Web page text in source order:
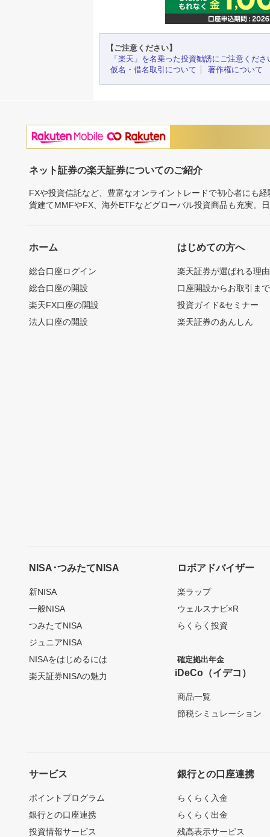
【ご注意ください】
「楽天」を名乗った投資勧誘にご注意くださ
仮名・借名取引について
著作権について
ネット証券の楽天証券についてのご紹介
FXや投資信託など、豊富なオンライントレードで初心者にも
貨建てMMFやFX、海外ETFなどグローバル投資商品も充実。
ホーム
総合口座ログイン
総合口座の開設
楽天FX口座の開設
法人口座の開設
はじめての方へ
楽天証券が選ばれる理由
口座開設からお取引ま
投資ガイド&セミナー
楽天証券のあんしん
NISA･つみたてNISA
新NISA
一般NISA
つみたてNISA
ジュニアNISA
NISAをはじめるには
楽天証券NISAの魅力
ロボアドバイザー
楽ラップ
ウェルスナビ×R
らくらく投資
確定拠出年金
iDeCo（イデコ）
商品一覧
節税シミュレーション
サービス
ポイントプログラム
銀行との口座連携
投資情報サービス
銀行との口座連携
らくらく入金
らくらく出金
残高表示サービス